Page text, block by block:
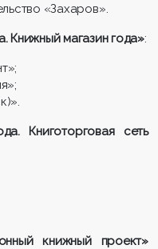
«Захаров».
Книжный магазин года»:
Книготорговая сеть
книжный проект»